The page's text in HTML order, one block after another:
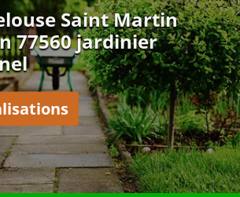
Saint Martin
77560 jardinier